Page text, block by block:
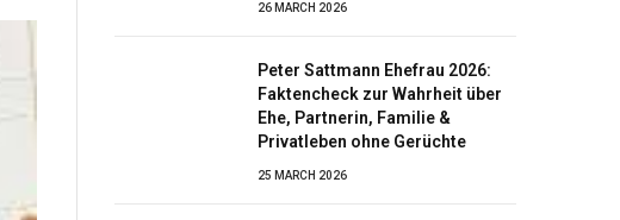
26 MARCH 2026
Peter Sattmann Ehefrau 2026:
Faktencheck zur Wahrheit über
Ehe, Partnerin, Familie &
Privatleben ohne Gerüchte
25 MARCH 2026